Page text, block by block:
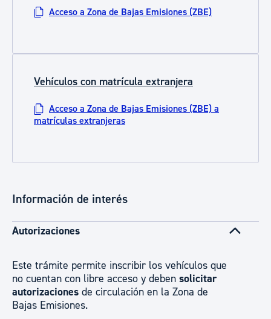
Acceso a Zona de Bajas Emisiones (ZBE)
Vehículos con matrícula extranjera
Acceso a Zona de Bajas Emisiones (ZBE) a
matrículas extranjeras
Información de interés
Autorizaciones
Este trámite permite inscribir los vehículos que
no cuentan con libre acceso y deben solicitar
autorizaciones de circulación en la Zona de
Bajas Emisiones.